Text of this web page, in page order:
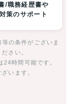
/職務経歴書や
策のサポート
の条件がございま
さい。
24時間可能です。
います。